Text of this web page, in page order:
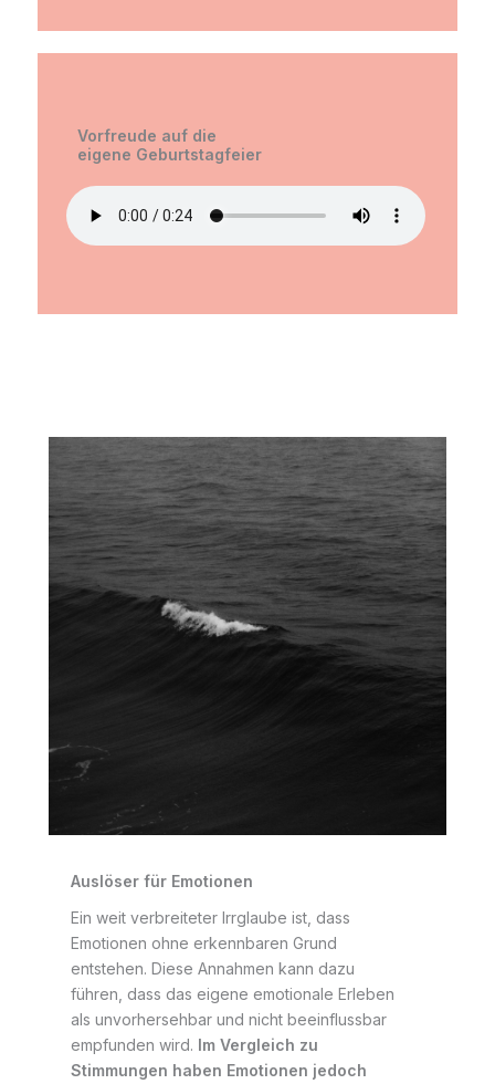
Vorfreude auf die
eigene Geburtstagfeier
Auslöser für Emotionen
Ein weit verbreiteter Irrglaube ist, dass
Emotionen ohne erkennbaren Grund
entstehen. Diese Annahmen kann dazu
führen, dass das eigene emotionale Erleben
als unvorhersehbar und nicht beeinflussbar
empfunden wird. Im Vergleich zu
Stimmungen haben Emotionen jedoch